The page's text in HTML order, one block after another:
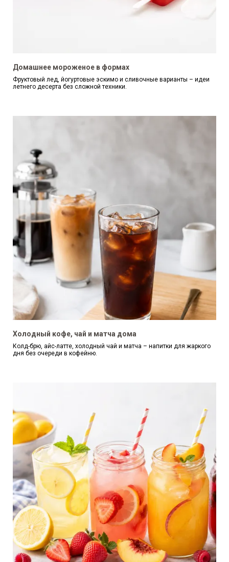
Домашнее мороженое в формах
Фруктовый лед, йогуртовые эскимо и сливочные варианты – идеи
летнего десерта без сложной техники.
Холодный кофе, чай и матча дома
Колд-брю, айс-латте, холодный чай и матча – напитки для жаркого
дня без очереди в кофейню.